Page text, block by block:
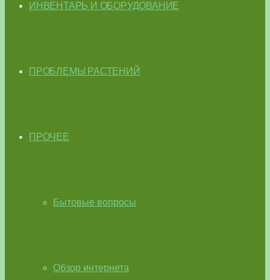
ИНВЕНТАРЬ И ОБОРУДОВАНИЕ
ПРОБЛЕМЫ РАСТЕНИЙ
ПРОЧЕЕ
Бытовые вопросы
Обзор интернета